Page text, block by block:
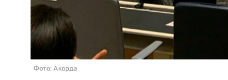
Фото: Акорда